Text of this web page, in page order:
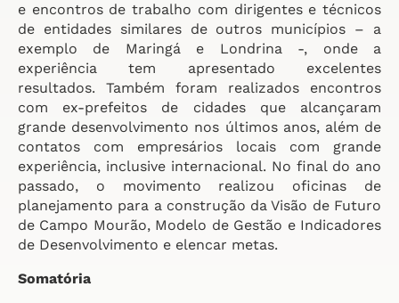
e encontros de trabalho com dirigentes e técnicos
de entidades similares de outros municípios – a
exemplo de Maringá e Londrina -, onde a
experiência tem apresentado excelentes
resultados. Também foram realizados encontros
com ex-prefeitos de cidades que alcançaram
grande desenvolvimento nos últimos anos, além de
contatos com empresários locais com grande
experiência, inclusive internacional. No final do ano
passado, o movimento realizou oficinas de
planejamento para a construção da Visão de Futuro
de Campo Mourão, Modelo de Gestão e Indicadores
de Desenvolvimento e elencar metas.
Somatória